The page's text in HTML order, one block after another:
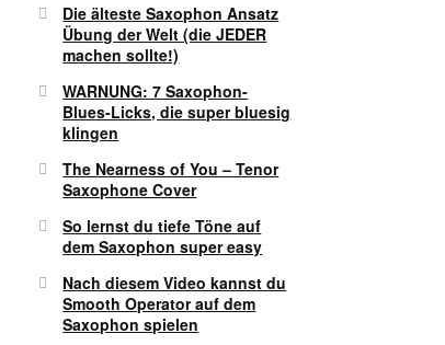
Die älteste Saxophon Ansatz
Übung der Welt (die JEDER
machen sollte!)
WARNUNG: 7 Saxophon-
Blues-Licks, die super bluesig
klingen
The Nearness of You – Tenor
Saxophone Cover
So lernst du tiefe Töne auf
dem Saxophon super easy
Nach diesem Video kannst du
Smooth Operator auf dem
Saxophon spielen